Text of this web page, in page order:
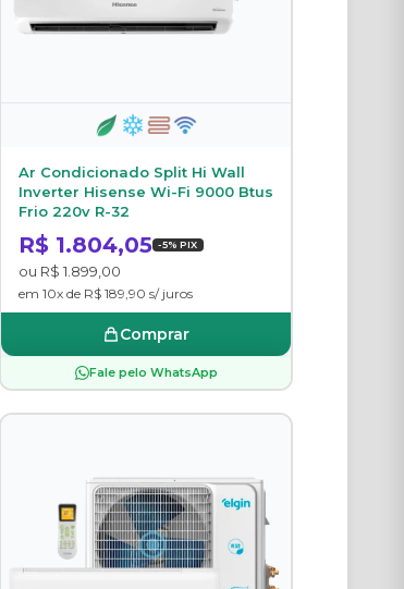
Ar Condicionado Split Hi Wall
Inverter Hisense Wi-Fi 9000 Btus
Frio 220v R-32
R$ 1.804,05 -5% PIX
ou R$ 1.899,00
em 10x de R$ 189,90 s/ juros
Comprar
Fale pelo WhatsApp